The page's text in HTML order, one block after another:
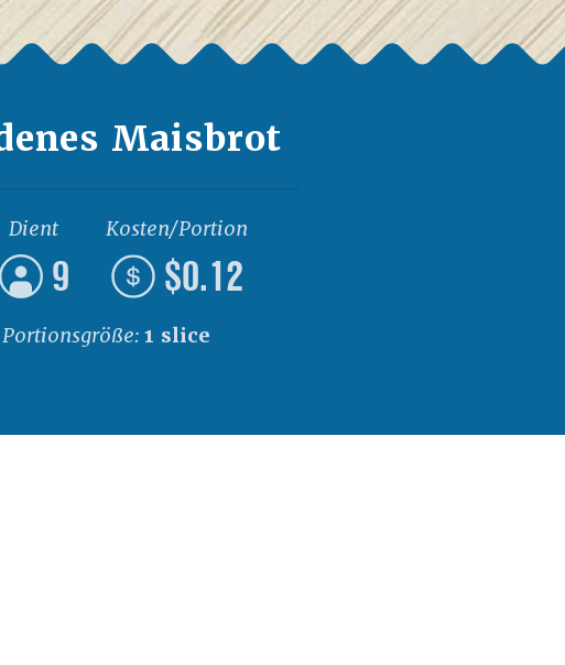
Maisbrot
Dient
9
Kosten/Portion
$0.12
Portionsgröße: 1 slice